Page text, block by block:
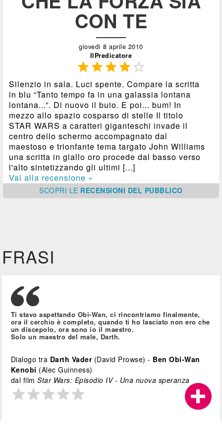
CON TE
giovedì 8 aprile 2010
IlPredicatore

Silenzio in sala. Luci spente. Compare la scritta
in blu “Tanto tempo fa in una galassia lontana
lontana...”. Di nuovo il buio. E poi... bum! In
mezzo allo spazio cosparso di stelle Il titolo
STAR WARS a caratteri giganteschi invade il
centro dello schermo accompagnato dal
maestoso e trionfante tema targato John Williams
una scritta in giallo oro procede dal basso verso
l'alto sintetizzando gli ultimi [...]
Vai alla recensione »
SCOPRI LE RECENSIONI DEL PUBBLICO
FRASI
Ti stavo aspettando Obi-Wan, ci rincontriamo finalmente,
ora il cerchio è completo, quando ti ho lasciato non ero che
un discepolo, ora sono io il maestro.
Solo un maestro del male, Darth.
Dialogo tra Darth Vader(David Prowse) - Ben Obi-Wan
Kenobi (Alec Guinness)
dal filmStar Wars: Episodio IV - Una nuova speranza